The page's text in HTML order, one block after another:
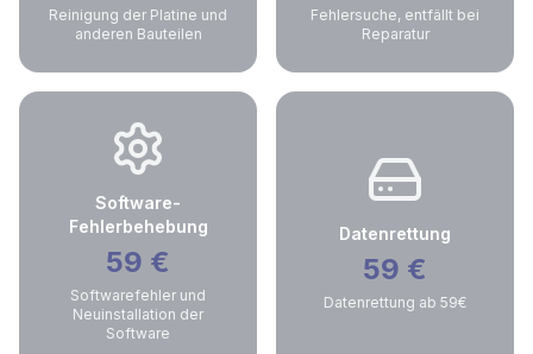
Reinigung der Platine und
anderen Bauteilen
Fehlersuche, entfällt bei
Reparatur
Software-
Fehlerbehebung
59 €
Softwarefehler und
Neuinstallation der
Software
Datenrettung
59 €
Datenrettung ab 59€